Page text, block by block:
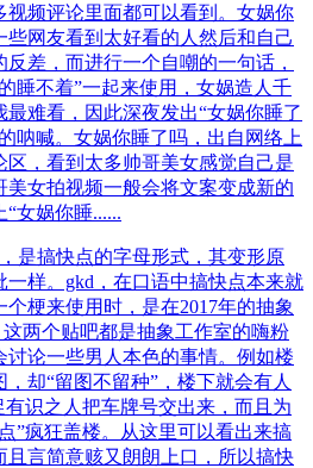
视频评论里面都可以看到。女娲你
些网友看到太好看的人然后和自己
差，而进行一个自嘲的一句话，
睡不着”一起来使用，女娲造人千
难看，因此深夜发出“女娲你睡了
呐喊。女娲你睡了吗，出自网络上
区，看到太多帅哥美女感觉自己是
美女拍视频一般会将文案变成新的
“女娲你睡......
是搞快点的字母形式，其变形原
一样。gkd，在口语中搞快点本来就
梗来使用时，是在2017年的抽象
两个贴吧都是抽象工作室的嗨粉
讨论一些男人本色的事情。例如楼
却“留图不留种”，楼下就会有人
有识之人把车牌号交出来，而且为
”疯狂盖楼。从这里可以看出来搞
且言简意赅又朗朗上口，所以搞快